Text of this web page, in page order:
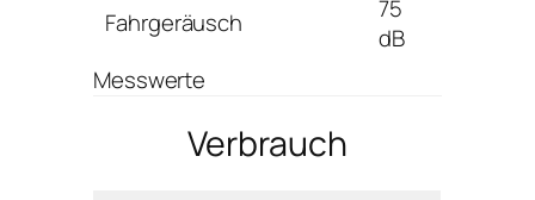
Fahrgeräusch
75
dB
Messwerte
Verbrauch